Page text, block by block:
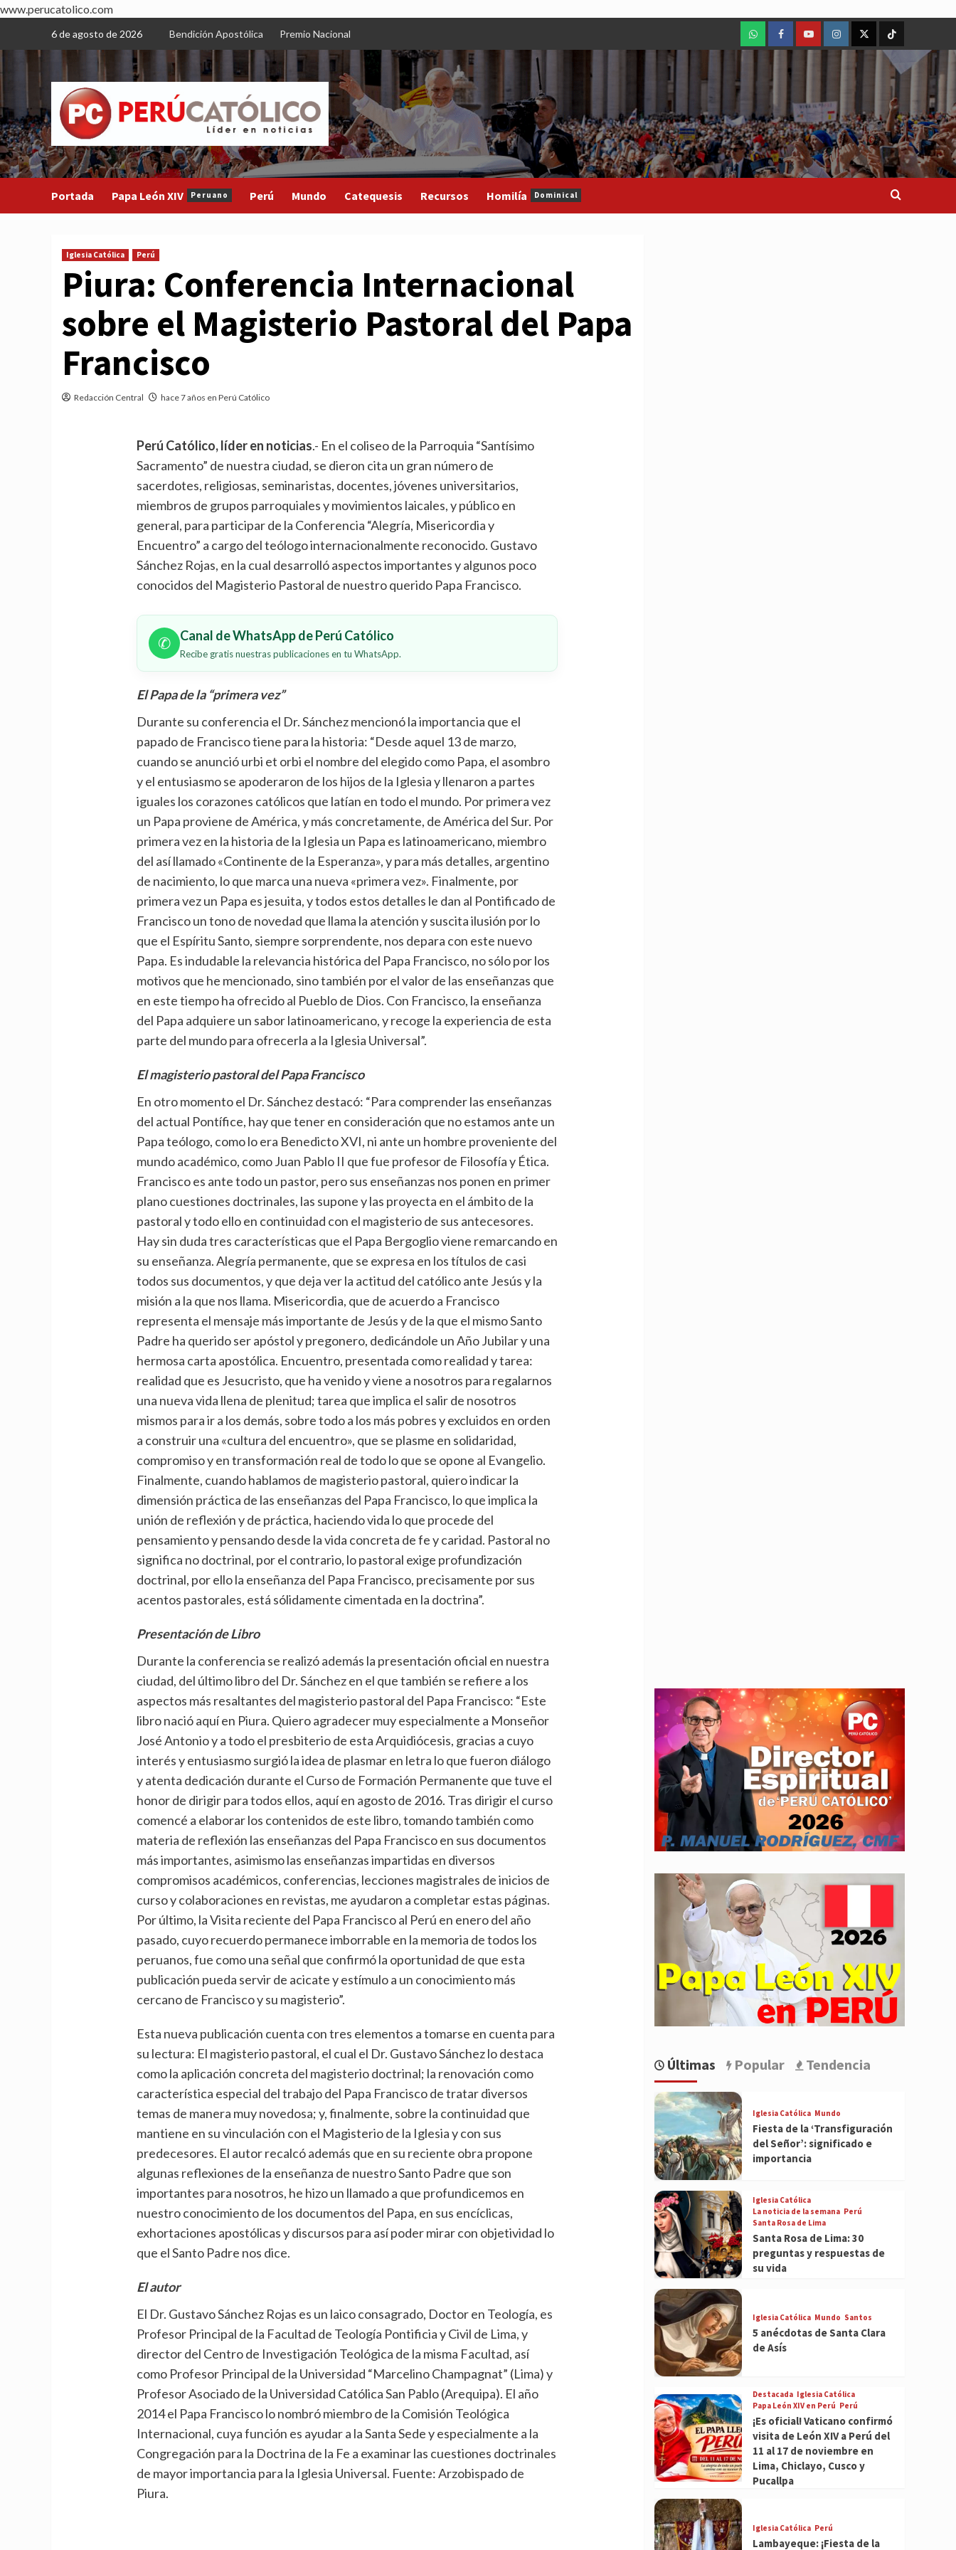
www.perucatolico.com
content
6 de agosto de 2026 Bendición Apostólica Premio Nacional
WhatsAppFacebookYoutubeInstagram
X TikTok
Portada Papa León XIV Peruano Perú Mundo Catequesis Recursos Homilía Dominical
Iglesia Católica Perú
Piura: Conferencia Internacional
sobre el Magisterio Pastoral del Papa
Francisco
Redacción Central hace 7 años en Perú Católico
Perú Católico, líder en noticias.- En el coliseo de la Parroquia “Santísimo
Sacramento” de nuestra ciudad, se dieron cita un gran número de
sacerdotes, religiosas, seminaristas, docentes, jóvenes universitarios,
miembros de grupos parroquiales y movimientos laicales, y público en
general, para participar de la Conferencia “Alegría, Misericordia y
Encuentro” a cargo del teólogo internacionalmente reconocido. Gustavo
Sánchez Rojas, en la cual desarrolló aspectos importantes y algunos poco
conocidos del Magisterio Pastoral de nuestro querido Papa Francisco.
✆ Canal de WhatsApp de Perú Católico
Recibe gratis nuestras publicaciones en tu WhatsApp.
El Papa de la “primera vez”
Durante su conferencia el Dr. Sánchez mencionó la importancia que el
papado de Francisco tiene para la historia: “Desde aquel 13 de marzo,
cuando se anunció urbi et orbi el nombre del elegido como Papa, el asombro
y el entusiasmo se apoderaron de los hijos de la Iglesia y llenaron a partes
iguales los corazones católicos que latían en todo el mundo. Por primera vez
un Papa proviene de América, y más concretamente, de América del Sur. Por
primera vez en la historia de la Iglesia un Papa es latinoamericano, miembro
del así llamado «Continente de la Esperanza», y para más detalles, argentino
de nacimiento, lo que marca una nueva «primera vez». Finalmente, por
primera vez un Papa es jesuita, y todos estos detalles le dan al Pontificado de
Francisco un tono de novedad que llama la atención y suscita ilusión por lo
que el Espíritu Santo, siempre sorprendente, nos depara con este nuevo
Papa. Es indudable la relevancia histórica del Papa Francisco, no sólo por los
motivos que he mencionado, sino también por el valor de las enseñanzas que
en este tiempo ha ofrecido al Pueblo de Dios. Con Francisco, la enseñanza
del Papa adquiere un sabor latinoamericano, y recoge la experiencia de esta
parte del mundo para ofrecerla a la Iglesia Universal”.
El magisterio pastoral del Papa Francisco
En otro momento el Dr. Sánchez destacó: “Para comprender las enseñanzas
del actual Pontífice, hay que tener en consideración que no estamos ante un
Papa teólogo, como lo era Benedicto XVI, ni ante un hombre proveniente del
mundo académico, como Juan Pablo II que fue profesor de Filosofía y Ética.
Francisco es ante todo un pastor, pero sus enseñanzas nos ponen en primer
plano cuestiones doctrinales, las supone y las proyecta en el ámbito de la
pastoral y todo ello en continuidad con el magisterio de sus antecesores.
Hay sin duda tres características que el Papa Bergoglio viene remarcando en
su enseñanza. Alegría permanente, que se expresa en los títulos de casi
todos sus documentos, y que deja ver la actitud del católico ante Jesús y la
misión a la que nos llama. Misericordia, que de acuerdo a Francisco
representa el mensaje más importante de Jesús y de la que el mismo Santo
Padre ha querido ser apóstol y pregonero, dedicándole un Año Jubilar y una
hermosa carta apostólica. Encuentro, presentada como realidad y tarea:
realidad que es Jesucristo, que ha venido y viene a nosotros para regalarnos
una nueva vida llena de plenitud; tarea que implica el salir de nosotros
mismos para ir a los demás, sobre todo a los más pobres y excluidos en orden
a construir una «cultura del encuentro», que se plasme en solidaridad,
compromiso y en transformación real de todo lo que se opone al Evangelio.
Finalmente, cuando hablamos de magisterio pastoral, quiero indicar la
dimensión práctica de las enseñanzas del Papa Francisco, lo que implica la
unión de reflexión y de práctica, haciendo vida lo que procede del
pensamiento y pensando desde la vida concreta de fe y caridad. Pastoral no
significa no doctrinal, por el contrario, lo pastoral exige profundización
doctrinal, por ello la enseñanza del Papa Francisco, precisamente por sus
acentos pastorales, está sólidamente cimentada en la doctrina”.
Presentación de Libro
Durante la conferencia se realizó además la presentación oficial en nuestra
ciudad, del último libro del Dr. Sánchez en el que también se refiere a los
aspectos más resaltantes del magisterio pastoral del Papa Francisco: “Este
libro nació aquí en Piura. Quiero agradecer muy especialmente a Monseñor
José Antonio y a todo el presbiterio de esta Arquidiócesis, gracias a cuyo
interés y entusiasmo surgió la idea de plasmar en letra lo que fueron diálogo
y atenta dedicación durante el Curso de Formación Permanente que tuve el
honor de dirigir para todos ellos, aquí en agosto de 2016. Tras dirigir el curso
comencé a elaborar los contenidos de este libro, tomando también como
materia de reflexión las enseñanzas del Papa Francisco en sus documentos
más importantes, asimismo las enseñanzas impartidas en diversos
compromisos académicos, conferencias, lecciones magistrales de inicios de
curso y colaboraciones en revistas, me ayudaron a completar estas páginas.
Por último, la Visita reciente del Papa Francisco al Perú en enero del año
pasado, cuyo recuerdo permanece imborrable en la memoria de todos los
peruanos, fue como una señal que confirmó la oportunidad de que esta
publicación pueda servir de acicate y estímulo a un conocimiento más
cercano de Francisco y su magisterio”.
Esta nueva publicación cuenta con tres elementos a tomarse en cuenta para
su lectura: El magisterio pastoral, el cual el Dr. Gustavo Sánchez lo destaca
como la aplicación concreta del magisterio doctrinal; la renovación como
característica especial del trabajo del Papa Francisco de tratar diversos
temas de manera muy novedosa; y, finalmente, sobre la continuidad que
mantiene en su vinculación con el Magisterio de la Iglesia y con sus
predecesores. El autor recalcó además que en su reciente obra propone
algunas reflexiones de la enseñanza de nuestro Santo Padre que son
importantes para nosotros, he hizo un llamado a que profundicemos en
nuestro conocimiento de los documentos del Papa, en sus encíclicas,
exhortaciones apostólicas y discursos para así poder mirar con objetividad lo
que el Santo Padre nos dice.
El autor
El Dr. Gustavo Sánchez Rojas es un laico consagrado, Doctor en Teología, es
Profesor Principal de la Facultad de Teología Pontificia y Civil de Lima, y
director del Centro de Investigación Teológica de la misma Facultad, así
como Profesor Principal de la Universidad “Marcelino Champagnat” (Lima) y
Profesor Asociado de la Universidad Católica San Pablo (Arequipa). El año
2014 el Papa Francisco lo nombró miembro de la Comisión Teológica
Internacional, cuya función es ayudar a la Santa Sede y especialmente a la
Congregación para la Doctrina de la Fe a examinar las cuestiones doctrinales
de mayor importancia para la Iglesia Universal. Fuente: Arzobispado de
Piura.
Últimas Popular Tendencia
Iglesia Católica Mundo
Fiesta de la ‘Transfiguración
del Señor’: significado e
importancia
Iglesia Católica
La noticia de la semana Perú
Santa Rosa de Lima
Santa Rosa de Lima: 30
preguntas y respuestas de
su vida
Iglesia Católica Mundo Santos
5 anécdotas de Santa Clara
de Asís
Destacada Iglesia Católica
Papa León XIV en Perú Perú
¡Es oficial! Vaticano confirmó
visita de León XIV a Perú del
11 al 17 de noviembre en
Lima, Chiclayo, Cusco y
Pucallpa
Iglesia Católica Perú
Lambayeque: ¡Fiesta de la